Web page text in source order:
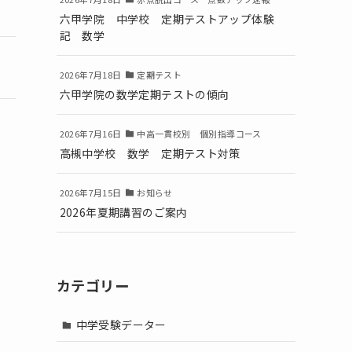
六甲学院 中学校 定期テストアップ体験
記 数学
2026年7月18日 定期テスト
六甲学院の数学定期テストの傾向
2026年7月16日 中高一貫校別 個別指導コース
高槻中学校 数学 定期テスト対策
2026年7月15日 お知らせ
2026年夏期講習のご案内
カテゴリー
中学受験データー